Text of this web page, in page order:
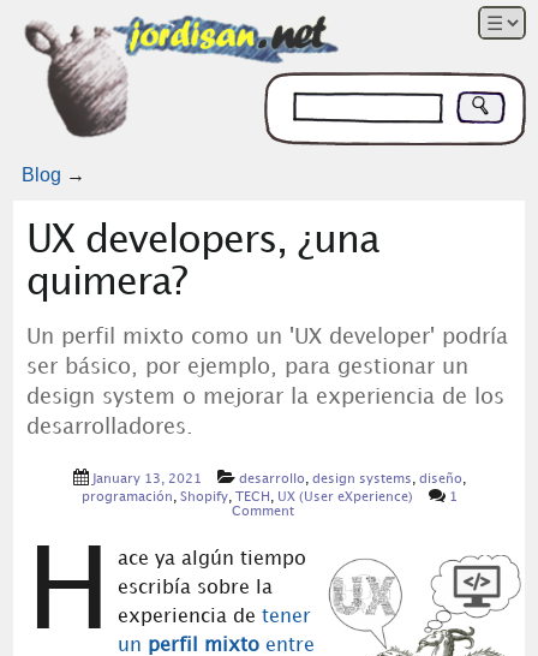
Blog →
UX developers, ¿una
quimera?
Un perfil mixto como un 'UX developer' podría
ser básico, por ejemplo, para gestionar un
design system o mejorar la experiencia de los
desarrolladores.
January 13, 2021 desarrollo , design systems , diseño ,
programación , Shopify, TECH , UX (User eXperience)
1
Comment
H
ace ya algún tiempo
escribía sobre la
experiencia de tener
un perfil mixtoentre